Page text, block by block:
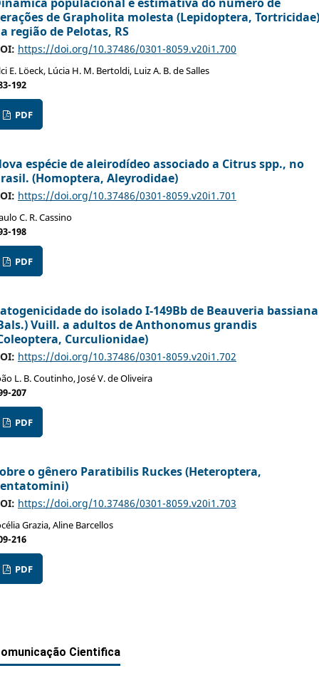
de Grapholita molesta (Lepidoptera, Tortricidae)
região de Pelotas, RS
https://doi.org/10.37486/0301-8059.v20i1.700
E. Löeck, Lúcia H. M. Bertoldi, Luiz A. B. de Salles
192
PDF
espécie de aleirodídeo associado a Citrus spp., no
(Homoptera, Aleyrodidae)
https://doi.org/10.37486/0301-8059.v20i1.701
C. R. Cassino
198
PDF
do isolado I-149Bb de Beauveria bassiana
Vuill. a adultos de Anthonomus grandis
Curculionidae)
https://doi.org/10.37486/0301-8059.v20i1.702
L. B. Coutinho, José V. de Oliveira
207
PDF
o gênero Paratibilis Ruckes (Heteroptera,
https://doi.org/10.37486/0301-8059.v20i1.703
Grazia, Aline Barcellos
216
PDF
Cientifica